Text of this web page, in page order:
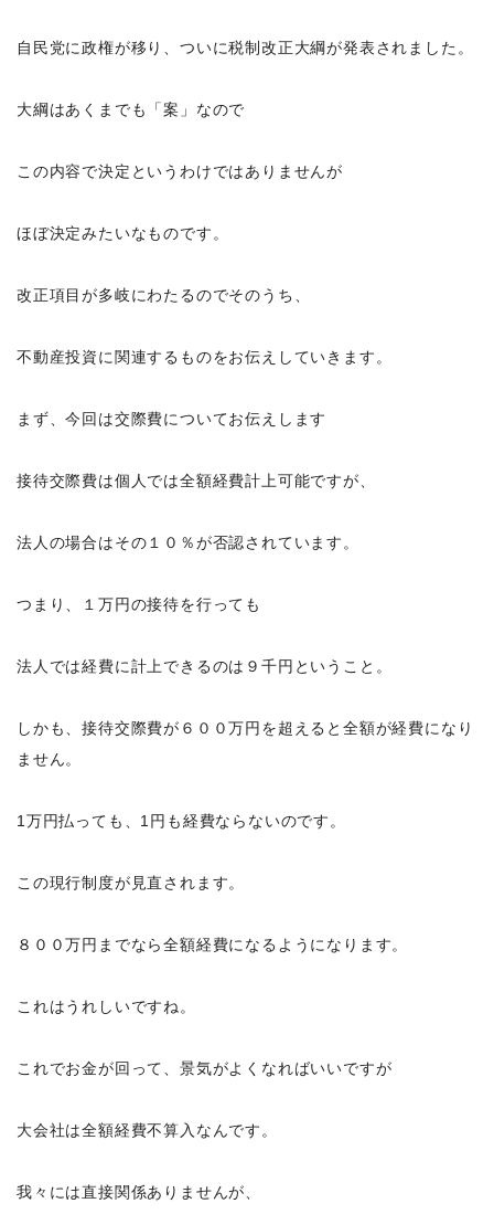
自民党に政権が移り、ついに税制改正大綱が発表されました。
大綱はあくまでも「案」なので
この内容で決定というわけではありませんが
ほぼ決定みたいなものです。
改正項目が多岐にわたるのでそのうち、
不動産投資に関連するものをお伝えしていきます。
まず、今回は交際費についてお伝えします
接待交際費は個人では全額経費計上可能ですが、
法人の場合はその１０％が否認されています。
つまり、１万円の接待を行っても
法人では経費に計上できるのは９千円ということ。
しかも、接待交際費が６００万円を超えると全額が経費になり
ません。
1万円払っても、1円も経費ならないのです。
この現行制度が見直されます。
８００万円までなら全額経費になるようになります。
これはうれしいですね。
これでお金が回って、景気がよくなればいいですが
大会社は全額経費不算入なんです。
我々には直接関係ありませんが、